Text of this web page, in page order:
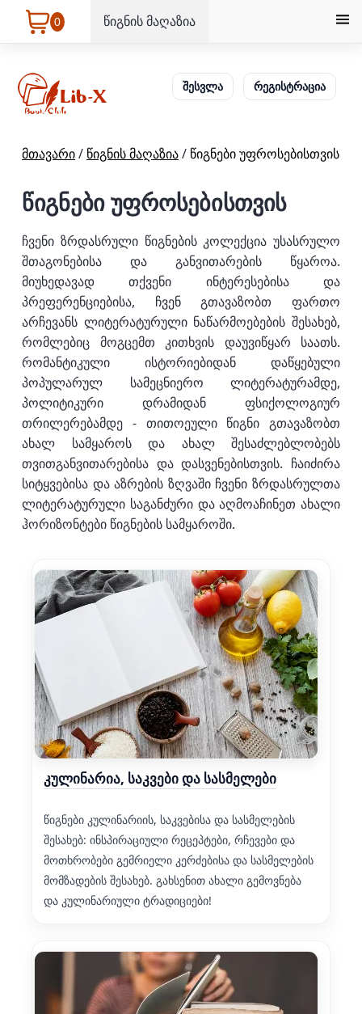
0 წიგნის მაღაზია
შესვლა რეგისტრაცია
მთავარი/ წიგნის მაღაზია/ წიგნები უფროსებისთვის
წიგნები უფროსებისთვის
ჩვენი ზრდასრული წიგნების კოლექცია უსასრულო
შთაგონებისა და განვითარების წყაროა.
მიუხედავად თქვენი ინტერესებისა და
პრეფერენციებისა, ჩვენ გთავაზობთ ფართო
არჩევანს ლიტერატურული ნაწარმოებების შესახებ,
რომლებიც მოგცემთ კითხვის დაუვიწყარ საათს.
რომანტიკული ისტორიებიდან დაწყებული
პოპულარულ სამეცნიერო ლიტერატურამდე,
პოლიტიკური დრამიდან ფსიქოლოგიურ
თრილერებამდე - თითოეული წიგნი გთავაზობთ
ახალ სამყაროს და ახალ შესაძლებლობებს
თვითგანვითარებისა და დასვენებისთვის. ჩაიძირა
სიტყვებისა და აზრების ზღვაში ჩვენი ზრდასრულთა
ლიტერატურული საგანძური და აღმოაჩინეთ ახალი
ჰორიზონტები წიგნების სამყაროში.
კულინარია, საკვები და სასმელები
წიგნები კულინარიის, საკვებისა და სასმელების
შესახებ: ინსპირაციული რეცეპტები, რჩევები და
მოთხრობები გემრიელი კერძებისა და სასმელების
მომზადების შესახებ. გახსენით ახალი გემოვნება
და კულინარიული ტრადიციები!